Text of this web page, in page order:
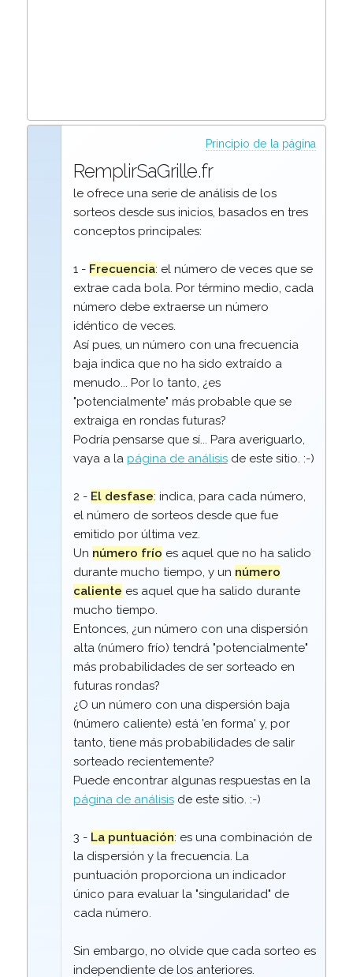
Principio de la página
RemplirSaGrille.fr
le ofrece una serie de análisis de los
sorteos desde sus inicios, basados en tres
conceptos principales:
1 - Frecuencia: el número de veces que se
extrae cada bola. Por término medio, cada
número debe extraerse un número
idéntico de veces.
Así pues, un número con una frecuencia
baja indica que no ha sido extraído a
menudo... Por lo tanto, ¿es
"potencialmente" más probable que se
extraiga en rondas futuras?
Podría pensarse que sí... Para averiguarlo,
vaya a la página de análisisde este sitio. :-)
2 - El desfase: indica, para cada número,
el número de sorteos desde que fue
emitido por última vez.
Un número frío es aquel que no ha salido
durante mucho tiempo, y un número
caliente es aquel que ha salido durante
mucho tiempo.
Entonces, ¿un número con una dispersión
alta (número frío) tendrá "potencialmente"
más probabilidades de ser sorteado en
futuras rondas?
¿O un número con una dispersión baja
(número caliente) está 'en forma' y, por
tanto, tiene más probabilidades de salir
sorteado recientemente?
Puede encontrar algunas respuestas en la
página de análisisde este sitio. :-)
3 - La puntuación: es una combinación de
la dispersión y la frecuencia. La
puntuación proporciona un indicador
único para evaluar la "singularidad" de
cada número.
Sin embargo, no olvide que cada sorteo es
independiente de los anteriores.